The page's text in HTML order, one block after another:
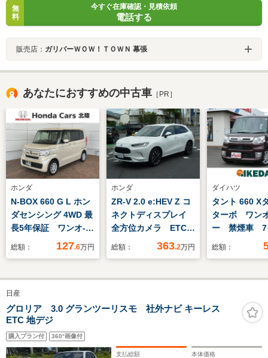
無
料
今すぐ在庫確認・見積依頼
電話する
販売店： ガリバーＷＯＷ！ＴＯＷＮ 幕張
あなたにおすすめの中古車 ［PR］
ホンダ
N-BOX 660 G L ホン
ダセンシング 4WD 最
長5年保証 ワンオ-
ナ- ナビVXM-
ラレコ シ-トヒ-
タ- ETC LEDライ
ト VSA クルコン
スマ-トキ- 盗難防止
装置 整備記録簿
AAC
総額： 127.6万円
ホンダ
ZR-V 2.0 e:HEV Z コ
ネクトディスプレイ
全方位カメラ ETC
シートヒーター パー
総額： 363.2万円
ダイハツ
タント 660 X
ターボ ワン
ー 禁煙車 7
社外ナビゲ
ア プッシュ
イト LEDフ
総額：
日産
グロリア 3.0 グランツーリスモ 社外ナビ キーレス
ETC 地デジ
購入プラン付 360°画像付
支払総額 本体価格